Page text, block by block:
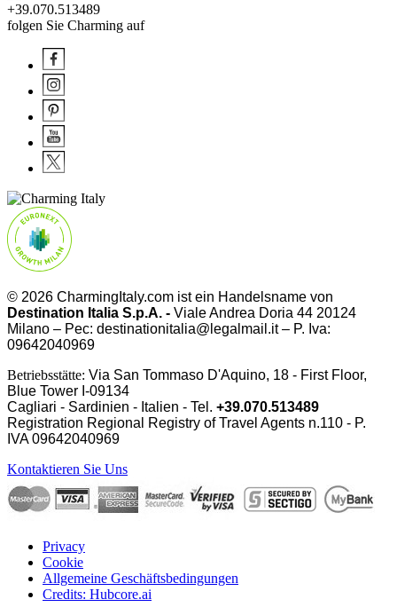
+39.070.513489
folgen Sie Charming auf
© 2026 CharmingItaly.com ist ein Handelsname von
Destination Italia S.p.A. - Viale Andrea Doria 44 20124
Milano – Pec: destinationitalia@legalmail.it – P. Iva:
09642040969
Betriebsstätte: Via San Tommaso D'Aquino, 18 - First Floor,
Blue Tower I-09134
Cagliari - Sardinien - Italien - Tel. +39.070.513489
Registration Regional Registry of Travel Agents n.110 - P.
IVA09642040969
Kontaktieren Sie Uns
Privacy
Cookie
Allgemeine Geschäftsbedingungen
Credits: Hubcore.ai